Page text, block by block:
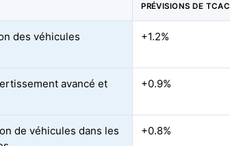
PRÉVISIONS DE TCAC
des véhicules +1.2%
avancé et
+0.9%
de véhicules dans les
+0.8%